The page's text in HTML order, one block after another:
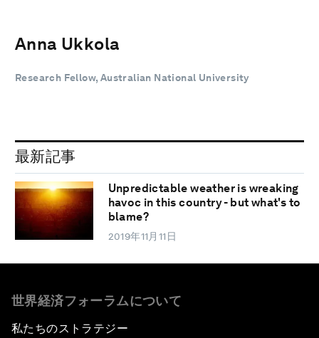
Anna Ukkola
Research Fellow, Australian National University
最新記事
Unpredictable weather is wreaking
havoc in this country - but what's to
blame?
2019年11月11日
世界経済フォーラムについて
私たちのストラテジー